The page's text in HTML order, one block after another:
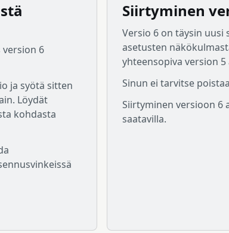
version 6
ja syötä sitten
Löydät
kohdasta
Siirtyminen
Versio 6 on täysin uusi
asetusten
yhteensopiva version
Sinun ei tarvitse
Siirtyminen versioon 6
saatavilla.